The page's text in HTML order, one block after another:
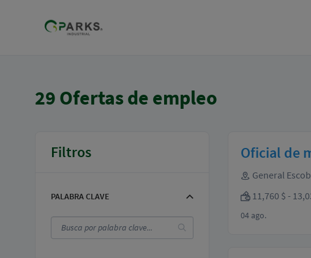
29 Ofertas de empleo
Filtros
PALABRA CLAVE
Oficial de
General
11,760 $ -
04 ago.